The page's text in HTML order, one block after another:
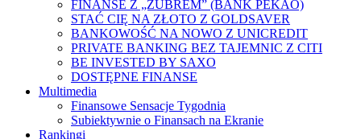
FINANSE Z „ŻUBREM” (BANK PEKAO)
STAĆ CIĘ NA ZŁOTO Z GOLDSAVER
BANKOWOŚĆ NA NOWO Z UNICREDIT
PRIVATE BANKING BEZ TAJEMNIC Z CITI
BE INVESTED BY SAXO
DOSTĘPNE FINANSE
Multimedia
Finansowe Sensacje Tygodnia
Subiektywnie o Finansach na Ekranie
Rankingi